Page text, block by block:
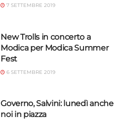
7 SETTEMBRE 2019
New Trolls in concerto a
Modica per Modica Summer
Fest
6 SETTEMBRE 2019
Governo, Salvini: lunedì anche
noi in piazza